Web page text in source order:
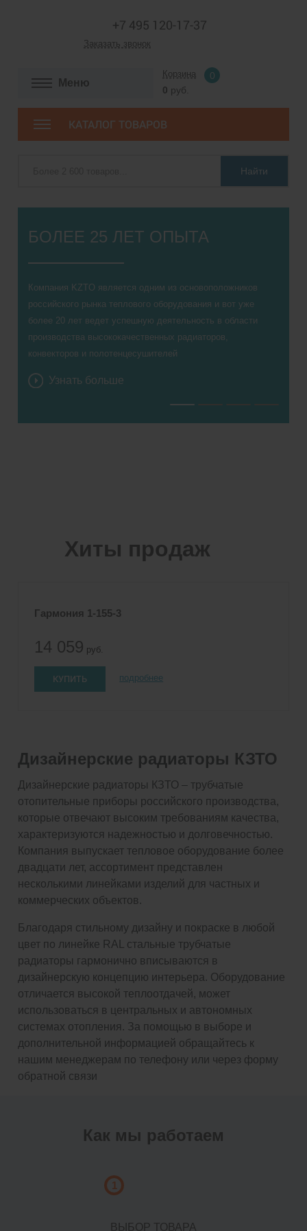
+7 495 120-17-37
Заказать звонок
Меню
Корзина
0
0 руб.
КАТАЛОГ ТОВАРОВ
Найти
БОЛЕЕ 25 ЛЕТ ОПЫТА
Компания KZTO является одним из основоположников
российского рынка теплового оборудования и вот уже
более 20 лет ведет успешную деятельность в области
производства высококачественных радиаторов,
конвекторов и полотенцесушителей
Узнать больше
Хиты продаж
Гармония 1-155-3
14 059 руб.
КУПИТЬ подробнее
Дизайнерские радиаторы КЗТО
Дизайнерские радиаторы КЗТО – трубчатые
отопительные приборы российского производства,
которые отвечают высоким требованиям качества,
характеризуются надежностью и долговечностью.
Компания выпускает тепловое оборудование более
двадцати лет, ассортимент представлен
несколькими линейками изделий для частных и
коммерческих объектов.
Благодаря стильному дизайну и покраске в любой
цвет по линейке RAL стальные трубчатые
радиаторы гармонично вписываются в
дизайнерскую концепцию интерьера. Оборудование
отличается высокой теплоотдачей, может
использоваться в центральных и автономных
системах отопления. За помощью в выборе и
дополнительной информацией обращайтесь к
нашим менеджерам по телефону или через форму
обратной связи
Как мы работаем
1
ВЫБОР ТОВАРА